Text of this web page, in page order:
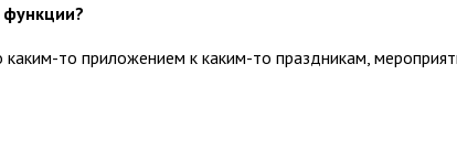
то приложением к каким-то праздникам,